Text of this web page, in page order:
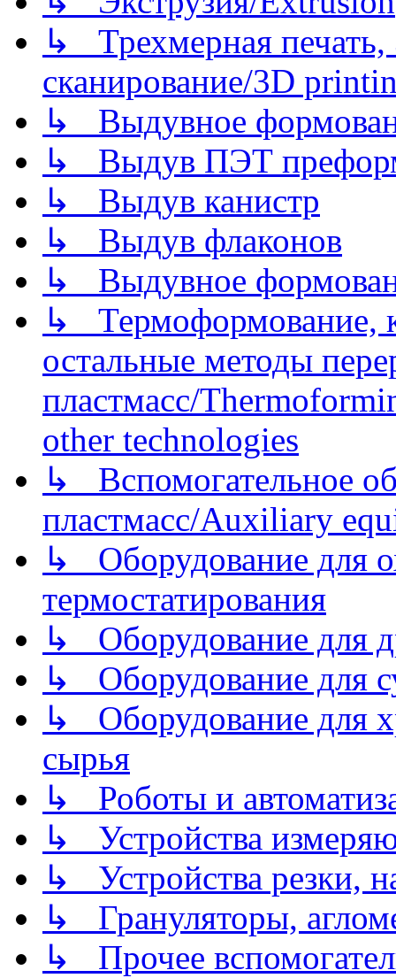
↳ Трехмерная
сканирование/3D
↳ Выдувное
↳ Выдув ПЭТ
↳ Выдув канистр
↳ Выдув флаконов
↳ Выдувное
↳ Термоформование,
остальные методы
пластмасс/
other technologies
↳ Вспомогательное
пластмасс/Auxiliary
↳ Оборудование для
термостатирования
↳ Оборудование для
↳ Оборудование для
↳ Оборудование для
сырья
↳ Роботы и
↳ Устройства
↳ Устройства резки,
↳ Грануляторы,
↳ Прочее